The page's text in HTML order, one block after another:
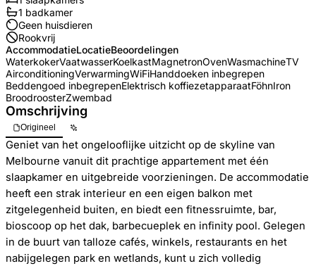
1 badkamer
Geen huisdieren
Rookvrij
AccommodatieLocatieBeoordelingen
WaterkokerVaatwasserKoelkastMagnetronOvenWasmachineTV
AirconditioningVerwarmingWiFiHanddoeken inbegrepen
Beddengoed inbegrepenElektrisch koffiezetapparaatFöhnIron
BroodroosterZwembad
Omschrijving
Origineel
Geniet van het ongelooflijke uitzicht op de skyline van
Melbourne vanuit dit prachtige appartement met één
slaapkamer en uitgebreide voorzieningen. De accommodatie
heeft een strak interieur en een eigen balkon met
zitgelegenheid buiten, en biedt een fitnessruimte, bar,
bioscoop op het dak, barbecueplek en infinity pool. Gelegen
in de buurt van talloze cafés, winkels, restaurants en het
nabijgelegen park en wetlands, kunt u zich volledig